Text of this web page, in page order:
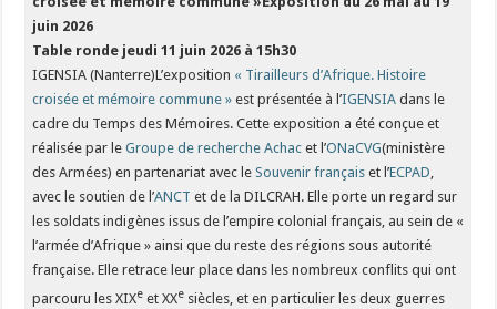
juin 2026
Table ronde jeudi 11 juin 2026 à 15h30
IGENSIA (Nanterre)L’exposition « Tirailleurs d’Afrique. Histoire
croisée et mémoire commune » est présentée à l’IGENSIA dans le
cadre du Temps des Mémoires. Cette exposition a été conçue et
réalisée par leGroupe de recherche Achac et l’ONaCVG(ministère
des Armées) en partenariat avec leSouvenir français et l’ECPAD,
avec le soutien de l’ANCT et de la DILCRAH. Elle porte un regard sur
les soldats indigènes issus de l’empire colonial français, au sein de «
l’armée d’Afrique » ainsi que du reste des régions sous autorité
française. Elle retrace leur place dans les nombreux conflits qui ont
parcouru les XIXe et XXe siècles, et en particulier les deux guerres